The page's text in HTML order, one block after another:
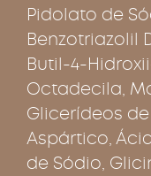
Pidolato de
Benzotriazolil
Butil-4-
Octadecila,
Glicerídeos
Aspártico,
de Sódio,